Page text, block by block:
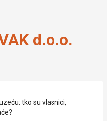
d.o.o.
tko su vlasnici,